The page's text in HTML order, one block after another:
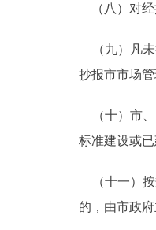
（八）对经
（九）凡未
抄报市市场管
（十）市、
标准建设或
（十一）按
的，由市政